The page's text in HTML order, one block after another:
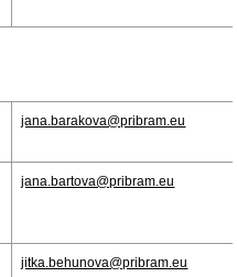
jana.barakova@pribram.eu
jana.bartova@pribram.eu
jitka.behunova@pribram.eu